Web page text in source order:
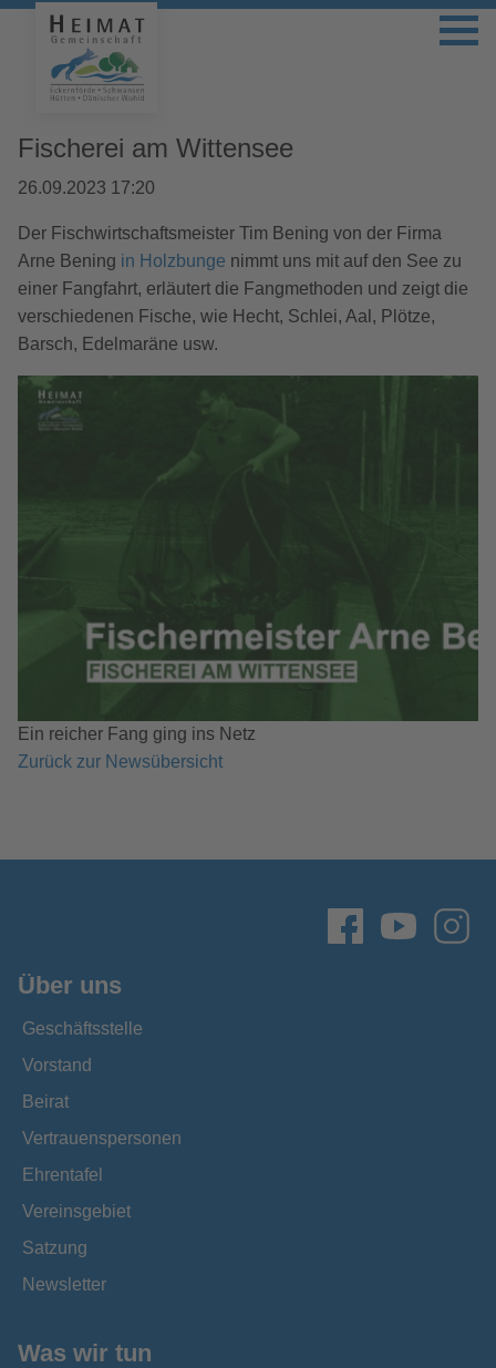
Fischerei am Wittensee
26.09.2023 17:20
Der Fischwirtschaftsmeister Tim Bening von der Firma
Arne Bening in Holzbunge nimmt uns mit auf den See zu
einer Fangfahrt, erläutert die Fangmethoden und zeigt die
verschiedenen Fische, wie Hecht, Schlei, Aal, Plötze,
Barsch, Edelmaräne usw.
Ein reicher Fang ging ins Netz
Zurück zur Newsübersicht
Über uns
Geschäftsstelle
Vorstand
Beirat
Vertrauenspersonen
Ehrentafel
Vereinsgebiet
Satzung
Newsletter
Was wir tun